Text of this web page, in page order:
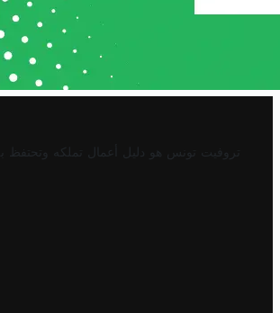
تروفيت تونس هو دليل أعمال تملكه وتحتفظ